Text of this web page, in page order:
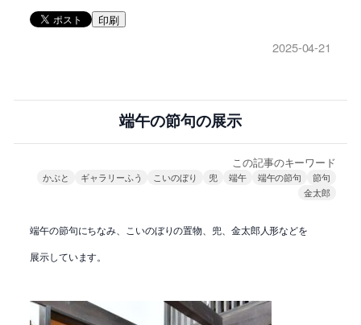
印刷
2025-04-21
端午の節句の展示
この記事のキーワード
かぶと ギャラリーふう こいのぼり 兜 端午 端午の節句
節句
金太郎
端午の節句にちなみ、こいのぼりの置物、兜、金太郎人形などを
展示しています。